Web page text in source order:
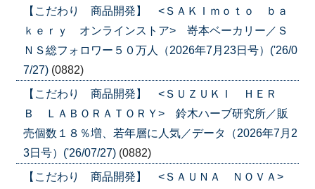
【こだわり 商品開発】 <ＳＡＫＩｍｏｔｏ ｂａ
ｋｅｒｙ オンラインストア> 嵜本ベーカリー／Ｓ
ＮＳ総フォロワー５０万人（2026年7月23日号）('26/0
7/27) (0882)
【こだわり 商品開発】 <ＳＵＺＵＫＩ ＨＥＲ
Ｂ ＬＡＢＯＲＡＴＯＲＹ> 鈴木ハーブ研究所／販
売個数１８％増、若年層に人気／データ（2026年7月2
3日号）('26/07/27) (0882)
【こだわり 商品開発】 <ＳＡＵＮＡ ＮＯＶＡ>